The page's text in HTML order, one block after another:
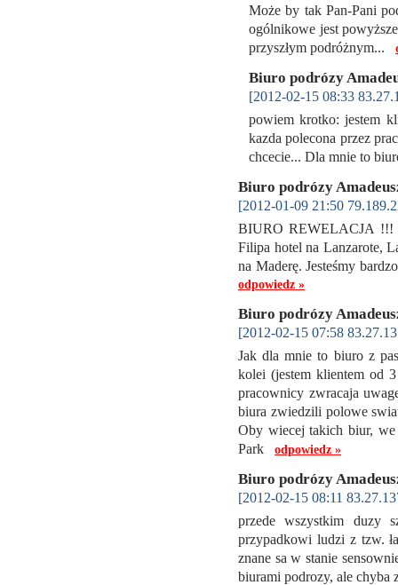
Może by tak Pan-Pani
ogólnikowe jest
przyszłym podróżnym...
Biuro podrózy
[2012-02-15 08:33
powiem krotko: jestem
kazda polecona przez
chcecie... Dla mnie to
Biuro podrózy
[2012-01-09 21:50
BIURO REWELACJA !!!
Filipa hotel na Lanzarote,
na Maderę. Jesteśmy
odpowiedz »
Biuro podrózy
[2012-02-15 07:58
Jak dla mnie to biuro z
kolei (jestem klientem od
pracownicy zwracaja
biura zwiedzili polowe
Oby wiecej takich biur,
Park odpowiedz »
Biuro podrózy
[2012-02-15 08:11
przede wszystkim duzy
przypadkowi ludzi z tzw.
znane sa w stanie
biurami podrozy, ale